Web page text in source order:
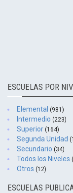
ESCUELAS POR
Elemental (981)
Intermedio (223)
Superior (164)
Segunda Unidad
Secundario (34)
Todos los Niveles
Otros (12)
ESCUELAS